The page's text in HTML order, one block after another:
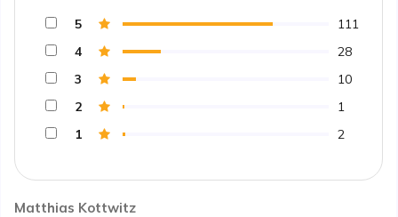
Matthias Kottwitz
5
111
4
28
3
10
2
1
1
2